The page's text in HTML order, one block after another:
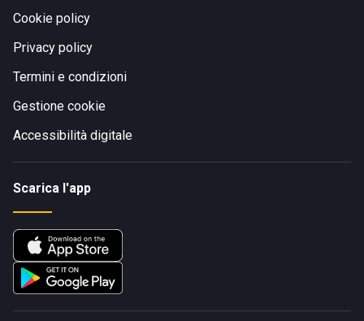
Cookie policy
Privacy policy
Termini e condizioni
Gestione cookie
Accessibilità digitale
Scarica l'app